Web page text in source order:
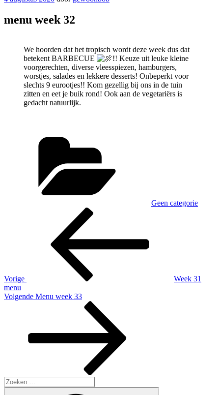
menu week 32
We hoorden dat het tropisch wordt deze week dus dat
betekent BARBECUE
!! Keuze uit leuke kleine
voorgerechten, diverse vleesspiezen, hamburgers,
worstjes, salades en lekkere desserts! Onbeperkt voor
slechts 9 eurootjes!! Kom gezellig bij ons in de tuin
zitten en eet je buik rond! Ook aan de vegetariërs is
gedacht natuurlijk.
Geen categorie
Berichtnavigatie
Vorige
Week 31
menu
Volgend
Volgende Menu week 33
Zoeken
naar: